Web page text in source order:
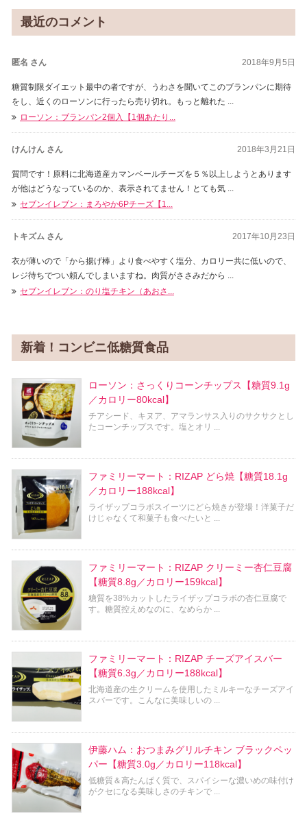
最近のコメント
2018年9月5日
匿名 さん
糖質制限ダイエット最中の者ですが、うわさを聞いてこのブランパンに期待
をし、近くのローソンに行ったら売り切れ。もっと離れた ...
ローソン：ブランパン2個入【1個あたり...
2018年3月21日
けんけん さん
質問です！原料に北海道産カマンベールチーズを５％以上しようとあります
が他はどうなっているのか、表示されてません！とても気 ...
セブンイレブン：まろやか6Pチーズ【1...
2017年10月23日
トキズム さん
衣が薄いので「から揚げ棒」より食べやすく塩分、カロリー共に低いので、
レジ待ちでつい頼んでしまいますね。肉質がささみだから ...
セブンイレブン：のり塩チキン（あおさ...
新着！コンビニ低糖質食品
ローソン：さっくりコーンチップス【糖質9.1g
／カロリー80kcal】
チアシード、キヌア、アマランサス入りのサクサクとし
たコーンチップスです。塩とオリ ...
ファミリーマート：RIZAP どら焼【糖質18.1g
／カロリー188kcal】
ライザップコラボスイーツにどら焼きが登場！洋菓子だ
けじゃなくて和菓子も食べたいと ...
ファミリーマート：RIZAP クリーミー杏仁豆腐
【糖質8.8g／カロリー159kcal】
糖質を38%カットしたライザップコラボの杏仁豆腐で
す。糖質控えめなのに、なめらか ...
ファミリーマート：RIZAP チーズアイスバー
【糖質6.3g／カロリー188kcal】
北海道産の生クリームを使用したミルキーなチーズアイ
スバーです。こんなに美味しいの ...
伊藤ハム：おつまみグリルチキン ブラックペッ
パー【糖質3.0g／カロリー118kcal】
低糖質＆高たんぱく質で、スパイシーな濃いめの味付け
がクセになる美味しさのチキンで ...